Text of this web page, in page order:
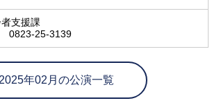
支援課
0823-25-3139
2025年02月の公演一覧